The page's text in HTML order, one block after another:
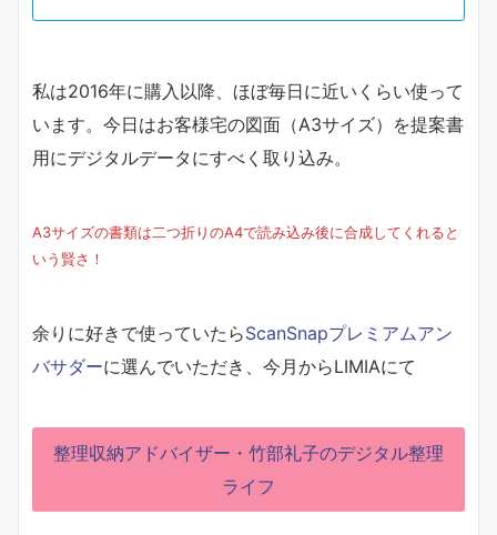
私は2016年に購入以降、ほぼ毎日に近いくらい使って
います。今日はお客様宅の図面（A3サイズ）を提案書
用にデジタルデータにすべく取り込み。
A3サイズの書類は二つ折りのA4で読み込み後に合成してくれると
いう賢さ！
余りに好きで使っていたらScanSnapプレミアムアン
バサダーに選んでいただき、今月からLIMIAにて
整理収納アドバイザー・⽵部礼⼦のデジタル整理
ライフ